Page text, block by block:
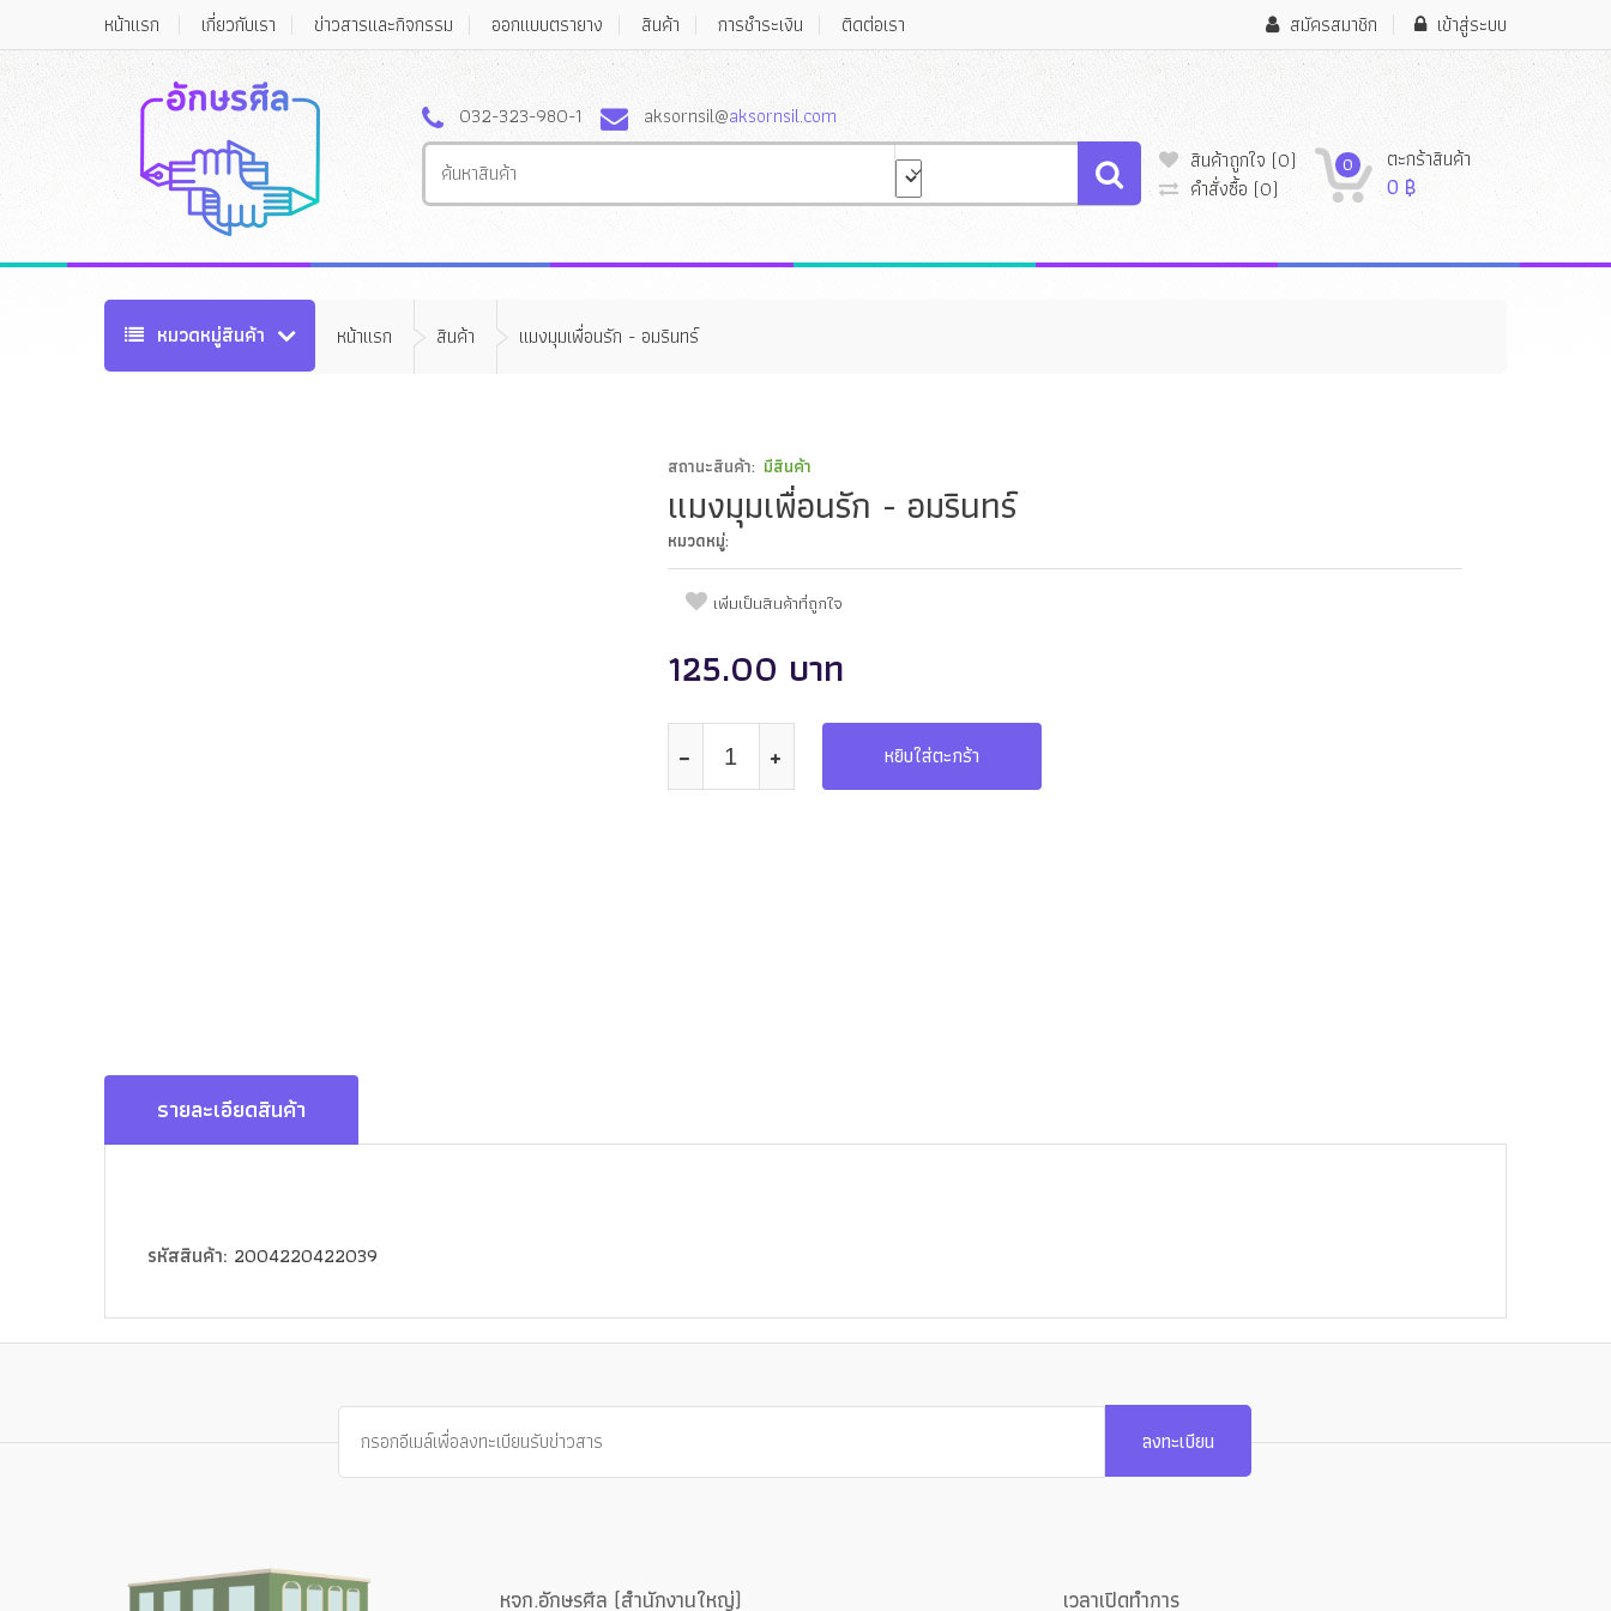
หน้าแรก เกี่ยวกับเรา ข่าวสารและกิจกรรม ออกแบบตรายาง สินค้า การชำระเงิน ติดต่อเรา สมัครสมาชิก เข้าสู่ระบบ
032-323-980-1 aksornsil@aksornsil.com
สินค้าถูกใจ (0)
คำสั่งซื้อ (0)
0 ตะกร้าสินค้า
0 ฿
หมวดหมู่สินค้า หน้าแรก สินค้า แมงมุมเพื่อนรัก - อมรินทร์
สถานะสินค้า: มีสินค้า
แมงมุมเพื่อนรัก - อมรินทร์
หมวดหมู่:
เพิ่มเป็นสินค้าที่ถูกใจ
125.00 บาท
หยิบใส่ตะกร้า
รายละเอียดสินค้า
รหัสสินค้า: 2004220422039
ลงทะเบียน
หจก.อักษรศีล (สำนักงานใหญ่) เวลาเปิดทำการ